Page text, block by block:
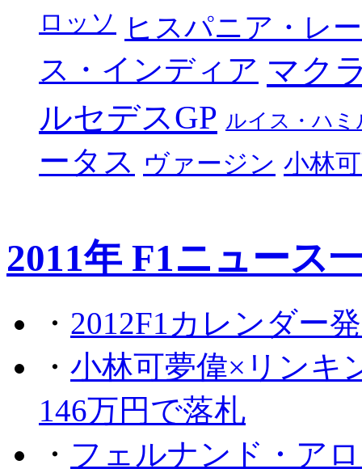
ロッソ ヒスパニア・レ
ス・インディア マク
ルセデスGP ルイス・ハミ
ータス ヴァージン 小林
2011年 F1ニュース
・ 2012F1カレンダー
・ 小林可夢偉×リンキ
146万円で落札
・ フェルナンド・ア